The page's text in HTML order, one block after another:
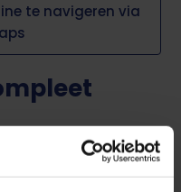
te navigeren via
gebied? Dan
de wandeling Groot